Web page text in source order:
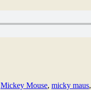
Mickey Mouse, micky maus,